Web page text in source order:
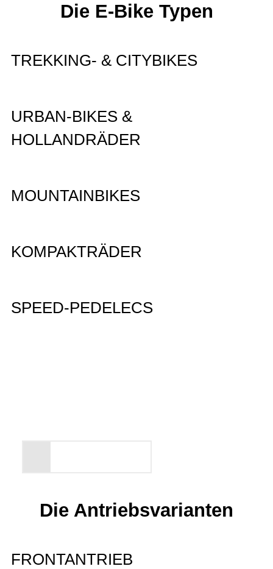
Die E-Bike Typen
TREKKING- & CITYBIKES
URBAN-BIKES &
HOLLANDRÄDER
MOUNTAINBIKES
KOMPAKTRÄDER
SPEED-PEDELECS
Die Antriebsvarianten
FRONTANTRIEB